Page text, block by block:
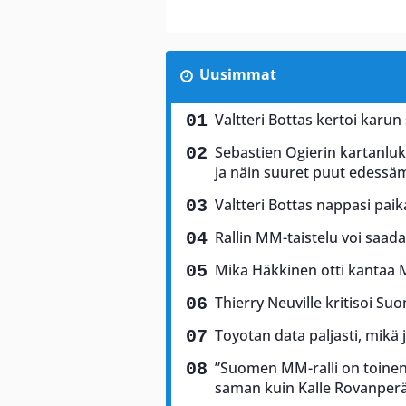
Uusimmat
Valtteri Bottas kertoi karun
Sebastien Ogierin
ja näin suuret puut
Valtteri Bottas nappasi
Rallin MM-taistelu voi
Mika Häkkinen otti kantaa
Thierry Neuville kritisoi
Toyotan data paljasti,
”Suomen MM-ralli on
saman kuin Kalle